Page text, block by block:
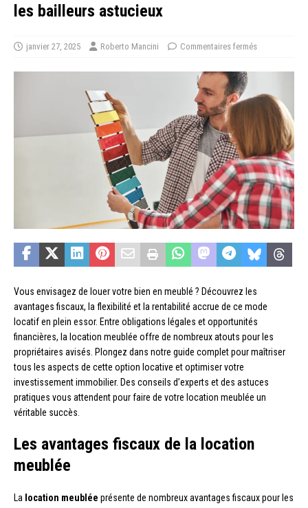
les bailleurs astucieux
janvier 27, 2025 Roberto Mancini Commentaires fermés
Vous envisagez de louer votre bien en meublé ? Découvrez les
avantages fiscaux, la flexibilité et la rentabilité accrue de ce mode
locatif en plein essor. Entre obligations légales et opportunités
financières, la location meublée offre de nombreux atouts pour les
propriétaires avisés. Plongez dans notre guide complet pour maîtriser
tous les aspects de cette option locative et optimiser votre
investissement immobilier. Des conseils d’experts et des astuces
pratiques vous attendent pour faire de votre location meublée un
véritable succès.
Les avantages fiscaux de la location
meublée
La location meublée présente de nombreux avantages fiscaux pour les